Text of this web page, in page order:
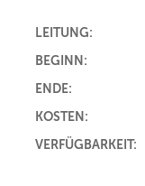
LEITUNG:
BEGINN:
ENDE:
KOSTEN:
VERFÜGBARKEIT: